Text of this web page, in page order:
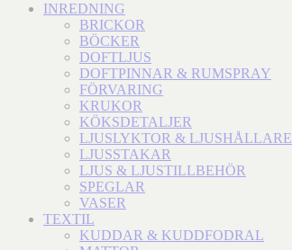
INREDNING
BRICKOR
BÖCKER
DOFTLJUS
DOFTPINNAR & RUMSPRAY
FÖRVARING
KRUKOR
KÖKSDETALJER
LJUSLYKTOR & LJUSHÅLLARE
LJUSSTAKAR
LJUS & LJUSTILLBEHÖR
SPEGLAR
VASER
TEXTIL
KUDDAR & KUDDFODRAL